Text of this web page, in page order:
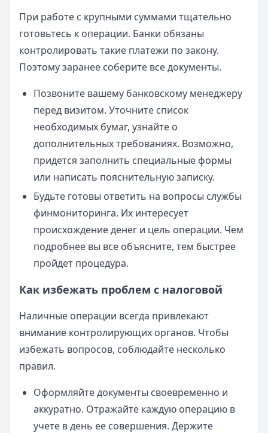
При работе с крупными суммами тщательно
готовьтесь к операции. Банки обязаны
контролировать такие платежи по закону.
Поэтому заранее соберите все документы.
Позвоните вашему банковскому менеджеру
перед визитом. Уточните список
необходимых бумаг, узнайте о
дополнительных требованиях. Возможно,
придется заполнить специальные формы
или написать пояснительную записку.
Будьте готовы ответить на вопросы службы
финмониторинга. Их интересует
происхождение денег и цель операции. Чем
подробнее вы все объясните, тем быстрее
пройдет процедура.
Как избежать проблем с налоговой
Наличные операции всегда привлекают
внимание контролирующих органов. Чтобы
избежать вопросов, соблюдайте несколько
правил.
Оформляйте документы своевременно и
аккуратно. Отражайте каждую операцию в
учете в день ее совершения. Держите